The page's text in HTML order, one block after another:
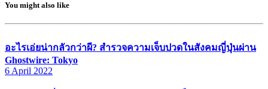
You might also like
อะไรเอ่ยน่ากลัวกว่าผี? สำรวจความเจ็บปวดในสังคมญี่ปุ่นผ่าน
Ghostwire: Tokyo
6 April 2022